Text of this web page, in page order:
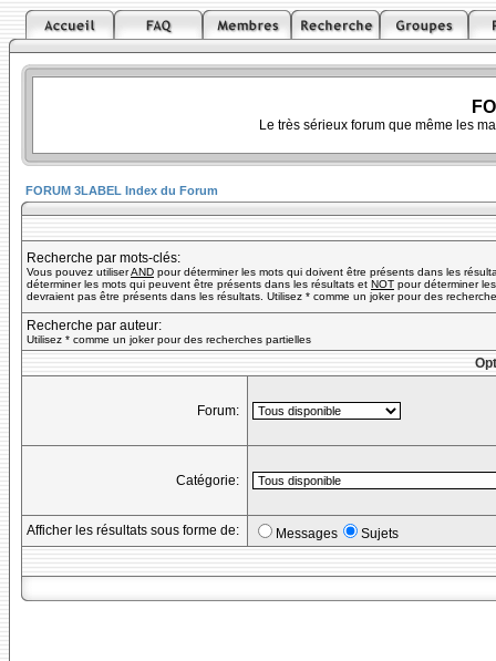
Le très sérieux forum que même les
FORUM 3LABEL Index du Forum
Recherche par mots-clés:
Vous pouvez utiliserAND pour déterminer les mots qui doivent être présents dans les
déterminer les mots qui peuvent être présents dans les résultats et NOT pour déterminer
devraient pas être présents dans les résultats. Utilisez * comme un joker pour des
Recherche par auteur:
Utilisez * comme un joker pour des recherches partielles
Forum:
Catégorie:
Afficher les résultats sous forme de: Messages Sujets